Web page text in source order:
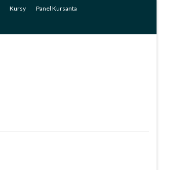
Kursy Panel Kursanta